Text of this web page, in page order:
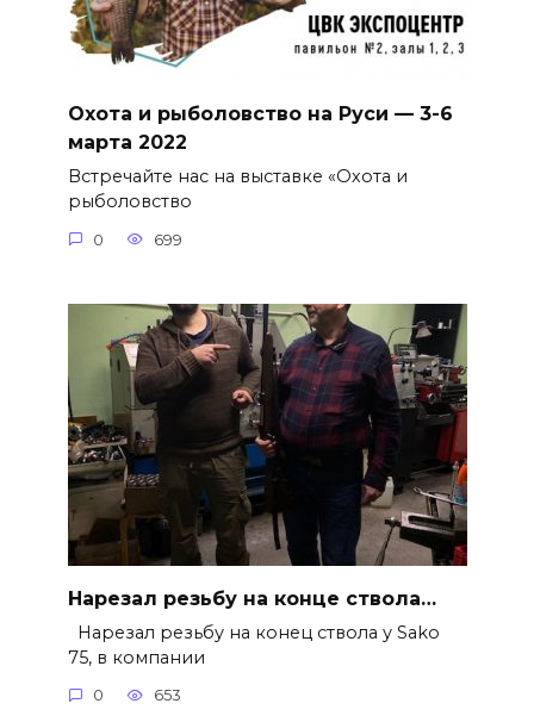
Охота и рыболовство на Руси — 3-6
марта 2022
Встречайте нас на выставке «Охота и
рыболовство
0 699
Нарезал резьбу на конце ствола…
Нарезал резьбу на конец ствола у Sako
75, в компании
0 653